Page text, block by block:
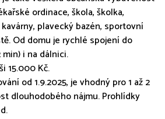
ordinace, škola, školka,
plavecký bazén, sportovní
Od domu je rychlé spojení do
min) i na dálnici.
15.000 Kč.
od 1.9.2025, je vhodný pro 1 až 2
dlouhodobého nájmu. Prohlídky